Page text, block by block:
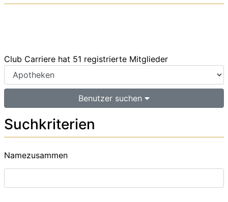
Club Carriere hat 51 registrierte Mitglieder
Benutzer suchen
Suchkriterien
Namezusammen